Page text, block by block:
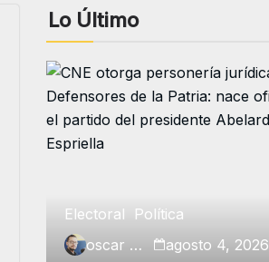
Lo Último
Electoral
Política
oscar charry
agosto 4, 2026